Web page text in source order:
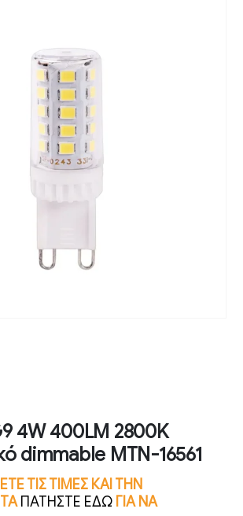
4W 400LM 2800K
dimmable MTN-16561
ΤΙΣ ΤΙΜΕΣ ΚΑΙ ΤΗΝ
ΠΑΤΗΣΤΕ ΕΔΩ ΓΙΑ ΝΑ